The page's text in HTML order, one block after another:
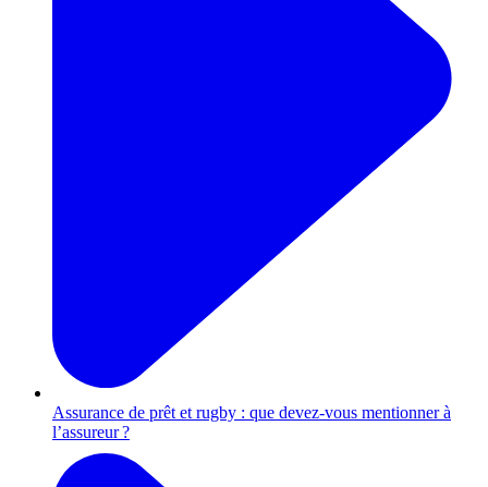
Assurance de prêt et rugby : que devez-vous mentionner à
l’assureur ?